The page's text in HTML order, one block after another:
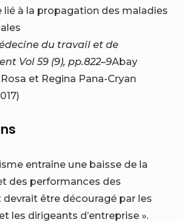
lié à la propagation des maladies
du travail et de
Vol 59 (9), pp.822–9Abay
et Regina Pana-Cryan
entraîne une baisse de la
des performances des
devrait être découragé par les
les dirigeants d’entreprise ».